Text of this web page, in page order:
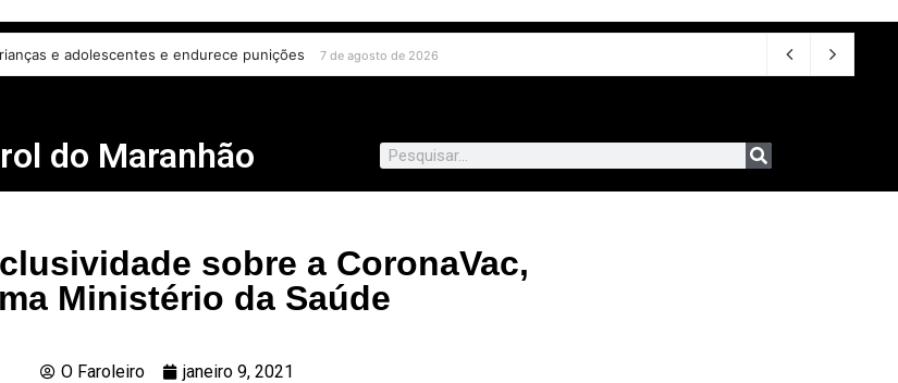
e adolescentes e endurece punições 7 de agosto de 2026
do Maranhão
sobre a CoronaVac,
Ministério da Saúde
O Faroleiro janeiro 9, 2021